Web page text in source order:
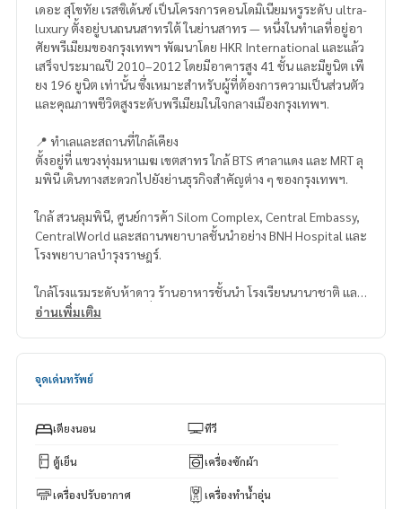
เดอะ สุโขทัย เรสซิเด้นซ์ เป็นโครงการคอนโดมิเนียมหรูระดับ ultra-
luxury ตั้งอยู่บนถนนสาทรใต้ ในย่านสาทร — หนึ่งในทำเลที่อยู่อา
ศัยพรีเมียมของกรุงเทพฯ พัฒนาโดย HKR International และแล้ว
เสร็จประมาณปี 2010–2012 โดยมีอาคารสูง 41 ชั้น และมียูนิต เพี
ยง 196 ยูนิต เท่านั้น ซึ่งเหมาะสำหรับผู้ที่ต้องการความเป็นส่วนตัว
และคุณภาพชีวิตสูงระดับพรีเมียมในใจกลางเมืองกรุงเทพฯ.
📍 ทำเลและสถานที่ใกล้เคียง
ตั้งอยู่ที่ แขวงทุ่งมหาเมฆ เขตสาทร ใกล้ BTS ศาลาแดง และ MRT ลุ
มพินี เดินทางสะดวกไปยังย่านธุรกิจสำคัญต่าง ๆ ของกรุงเทพฯ.
ใกล้ สวนลุมพินี, ศูนย์การค้า Silom Complex, Central Embassy,
CentralWorld และสถานพยาบาลชั้นนำอย่าง BNH Hospital และ
โรงพยาบาลบำรุงราษฎร์.
ใกล้โรงแรมระดับห้าดาว ร้านอาหารชั้นนำ โรงเรียนนานาชาติ และ
สิ่งอำนวยความสะดวกอื่น ๆ อีกมากมาย.
เช่น: สระว่ายน้ำระบบอินฟินิตี้และสระว่ายน้ำขนาดใหญ่
สนามเทนนิส
สนามเด็กเล่น และสวนหย่อม
อ่านเพิ่มเติม
จุดเด่นทรัพย์
เตียงนอน ทีวี
ตู้เย็น เครื่องซักผ้า
เครื่องปรับอากาศ เครื่องทำน้ำอุ่น